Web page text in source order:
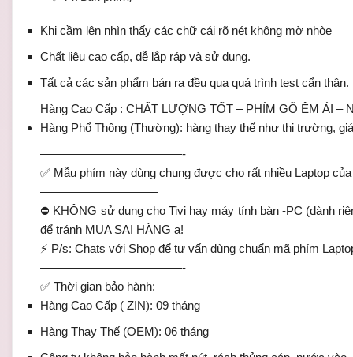
Khi cầm lên nhìn thấy các chữ cái rõ nét không mờ nhòe
Chất liệu cao cấp, dễ lắp ráp và sử dụng.
Tất cả các sản phẩm bán ra đều qua quá trình test cẩn thận.
Hàng Cao Cấp : CHẤT LƯỢNG TỐT – PHÍM GÕ ÊM ÁI
Hàng Phổ Thông (Thường): hàng thay thế như thị trường,
————————————-
✅ Mẫu phím này dùng chung được cho rất nhiều Laptop
——————————
⛔ KHÔNG sử dụng cho Tivi hay máy tính bàn -PC (dành
để tránh MUA SAI HÀNG ạ!
⚡ P/s: Chats với Shop để tư vấn dùng chuẩn mã phím
————————————-
✅ Thời gian bảo hành:
Hàng Cao Cấp ( ZIN): 09 tháng
Hàng Thay Thế (OEM): 06 tháng